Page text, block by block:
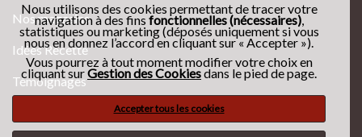
Nos magasins
Idées Recette
Témoignages
Nous utilisons des cookies permettant de tracer votre
navigation à des fins fonctionnelles (nécessaires),
statistiques ou marketing (déposés uniquement si vous
nous en donnez l’accord en cliquant sur « Accepter »).
Vous pourrez à tout moment modifier votre choix en
cliquant surGestion des Cookiesdans le pied de page.
Accepter tous les cookies